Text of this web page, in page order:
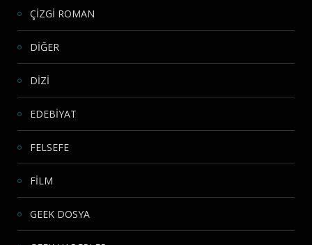
ÇİZGİ ROMAN
DİĞER
DİZİ
EDEBİYAT
FELSEFE
FİLM
GEEK DOSYA